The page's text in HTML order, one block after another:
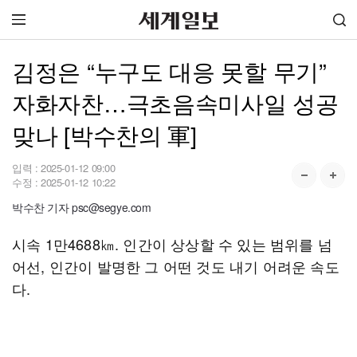
김정은 “누구도 대응 못할 무기”
자화자찬…극초음속미사일 성공
맞나 [박수찬의 軍]
입력 : 2025-01-12 09:00
수정 : 2025-01-12 10:22
박수찬 기자 psc@segye.com
시속 1만4688㎞. 인간이 상상할 수 있는 범위를 넘
어선, 인간이 발명한 그 어떤 것도 내기 어려운 속도
다.